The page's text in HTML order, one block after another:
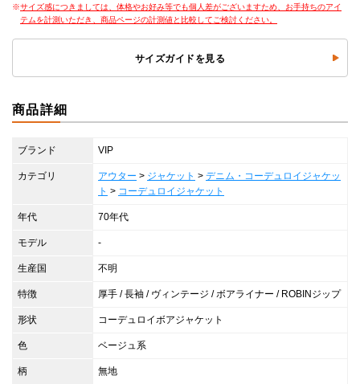
サイズ感につきましては、体格やお好み等でも個人差がございますため、お手持ちのアイ
テムを計測いただき、商品ページの計測値と比較してご検討ください。
サイズガイドを見る
商品詳細
ブランド VIP
カテゴリ アウター > ジャケット > デニム・コーデュロイジャケッ
ト > コーデュロイジャケット
年代 70年代
モデル -
生産国 不明
特徴 厚手 / 長袖 / ヴィンテージ / ボアライナー / ROBINジップ
形状 コーデュロイボアジャケット
色 ベージュ系
柄 無地